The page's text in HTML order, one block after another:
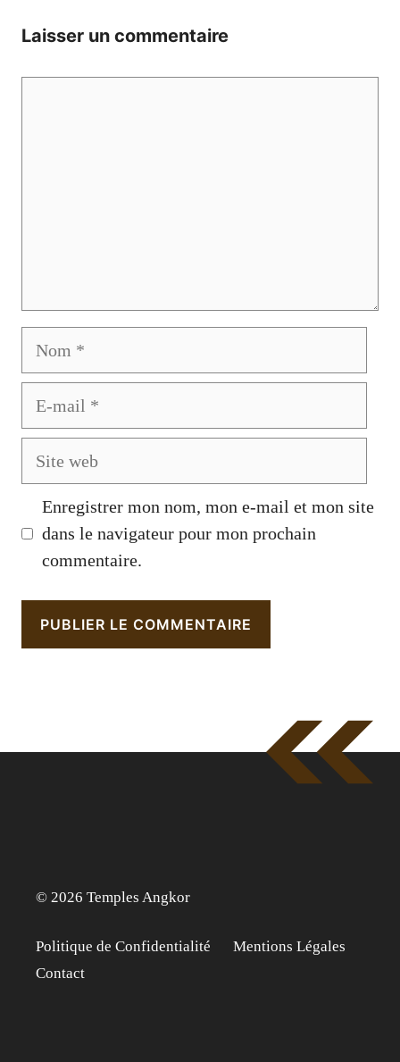
Laisser un commentaire
Enregistrer mon nom, mon e-mail et mon site
dans le navigateur pour mon prochain
commentaire.
© 2026 Temples Angkor
Politique de Confidentialité
Mentions Légales
Contact